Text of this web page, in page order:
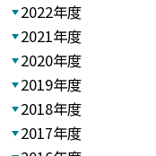
2022年度
2021年度
2020年度
2019年度
2018年度
2017年度